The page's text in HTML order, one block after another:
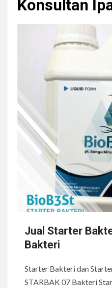
r
Konsultan
Jual Starter
Bakteri
Starter Bakteri dan
STARBAK 07 Bakteri